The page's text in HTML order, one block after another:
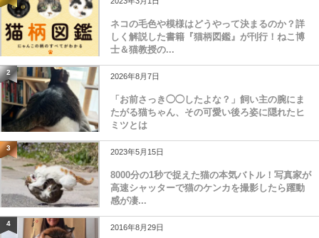
ネコの毛色や模様はどうやって決まるのか？詳
しく解説した書籍『猫柄図鑑』が刊行！ねこ博
士＆猫教授の...
2 2026年8月7日
「お前さっき◯◯したよな？」飼い主の腕にま
たがる猫ちゃん、その可愛い後ろ姿に隠れたヒ
ミツとは
3 2023年5月15日
8000分の1秒で捉えた猫の本気バトル！写真家が
高速シャッターで猫のケンカを撮影したら躍動
感が凄...
4 2016年8月29日